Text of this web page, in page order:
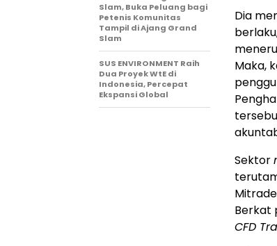
Dia
Maka,
Sektor
Berkat
CFD
Slam, Buka Peluang bagi
Petenis Komunitas
Tampil di Ajang Grand
Slam
SUS ENVIRONMENT Raih
Dua Proyek WtE di
Indonesia, Percepat
Ekspansi Global